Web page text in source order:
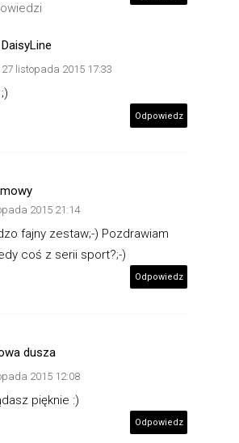
DaisyLine
27 listopada 2015 17:33
;)
Odpowiedz
2015 21:14
fajny zestaw;-) Pozdrawiam
coś z serii sport?;-)
Odpowiedz
dusza
2015 12:08
pięknie :)
Odpowiedz